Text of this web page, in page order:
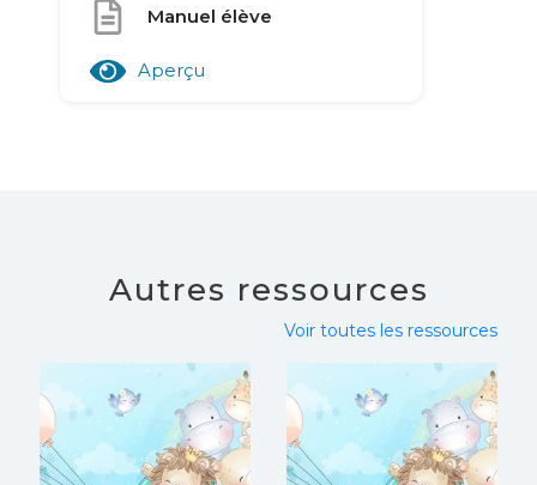
Manuel élève
Aperçu
Autres ressources
Voir toutes les ressources